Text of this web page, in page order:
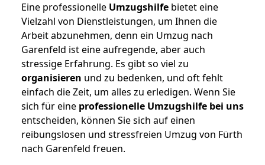
Eine professionelle Umzugshilfe bietet eine
Vielzahl von Dienstleistungen, um Ihnen die
Arbeit abzunehmen, denn ein Umzug nach
Garenfeld ist eine aufregende, aber auch
stressige Erfahrung. Es gibt so viel zu
organisieren und zu bedenken, und oft fehlt
einfach die Zeit, um alles zu erledigen. Wenn Sie
sich für eine professionelle Umzugshilfe bei uns
entscheiden, können Sie sich auf einen
reibungslosen und stressfreien Umzug von Fürth
nach Garenfeld freuen.